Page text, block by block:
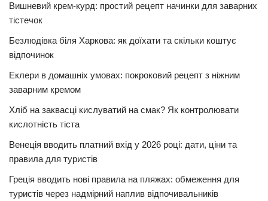
Вишневий крем-курд: простий рецепт начинки для заварних
тістечок
Безлюдівка біля Харкова: як доїхати та скільки коштує
відпочинок
Еклери в домашніх умовах: покроковий рецепт з ніжним
заварним кремом
Хліб на заквасці кислуватий на смак? Як контролювати
кислотність тіста
Венеція вводить платний вхід у 2026 році: дати, ціни та
правила для туристів
Греція вводить нові правила на пляжах: обмеження для
туристів через надмірний наплив відпочивальників